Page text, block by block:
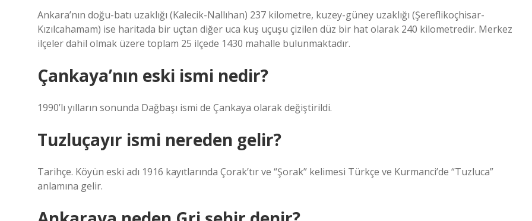
Ankara’nın doğu-batı uzaklığı (Kalecik-Nallıhan) 237 kilometre, kuzey-güney uzaklığı (Şereflikoçhisar-
Kızılcahamam) ise haritada bir uçtan diğer uca kuş uçuşu çizilen düz bir hat olarak 240 kilometredir. Merkez
ilçeler dahil olmak üzere toplam 25 ilçede 1430 mahalle bulunmaktadır.
Çankaya’nın eski ismi nedir?
1990’lı yılların sonunda Dağbaşı ismi de Çankaya olarak değiştirildi.
Tuzluçayır ismi nereden gelir?
Tarihçe. Köyün eski adı 1916 kayıtlarında Çorak’tır ve “Şorak” kelimesi Türkçe ve Kurmanci’de “Tuzluca”
anlamına gelir.